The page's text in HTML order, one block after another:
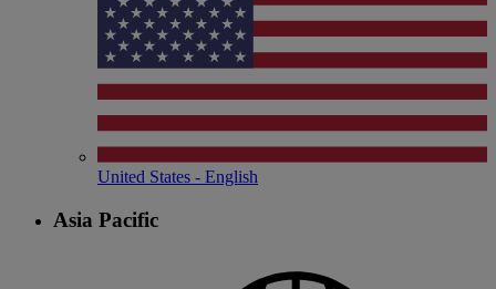
United States - English
Asia Pacific